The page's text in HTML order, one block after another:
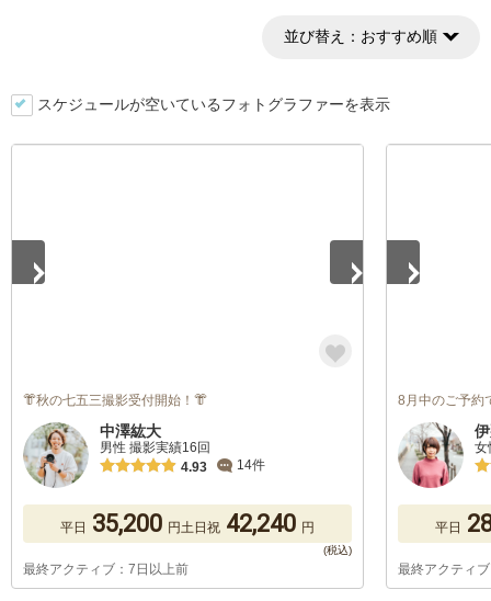
並び替え： おすすめ順
スケジュールが空いているフォトグラファーを表示
👘秋の七五三撮影受付開始！👘
中澤紘大
男性 撮影実績16回
4.93
14件
平日 35,200 円土日祝 42,240 円
最終アクティブ：7日以上前
8月中のご予約
女
平日
最終アクティ